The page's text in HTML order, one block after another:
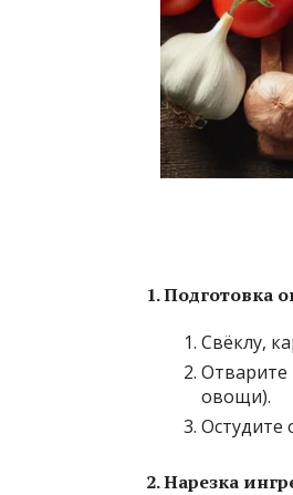
1. Подготовка
Свёклу,
Отварите
овощи).
Остудите
2. Нарезка